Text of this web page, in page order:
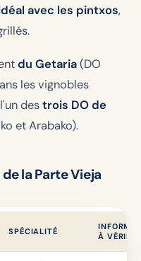
avec les pintxos,
du Getaria(DO
les vignobles
destrois DO de
et Arabako).
la Parte Vieja
SPÉCIALITÉ
À